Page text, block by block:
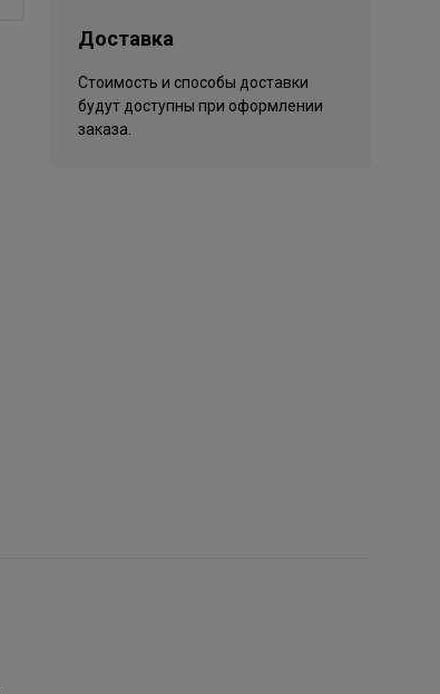
Доставка
Стоимость и способы доставки
будут доступны при оформлении
заказа.